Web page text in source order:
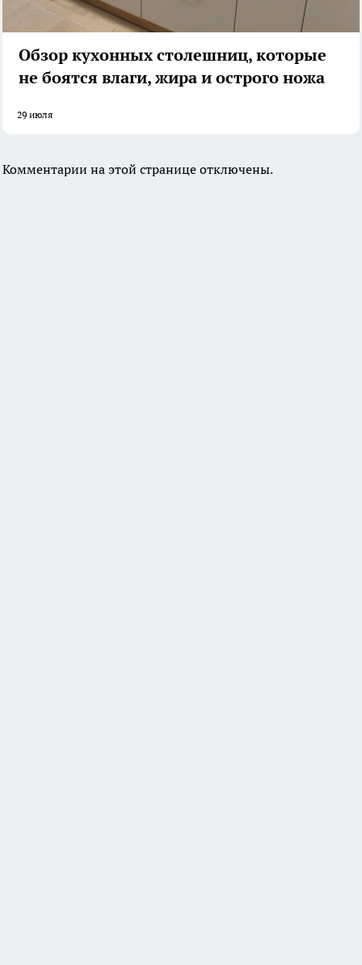
Обзор кухонных столешниц, которые
не боятся влаги, жира и острого ножа
29 июля
Комментарии на этой странице отключены.